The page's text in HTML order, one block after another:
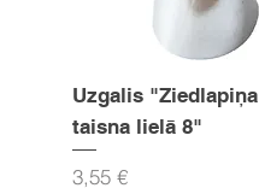
Uzgalis "Ziedlapiņa
taisna lielā 8"
Cena
3,55 €